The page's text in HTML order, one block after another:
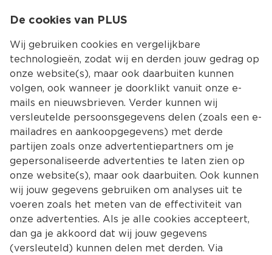
Kies jouw
De cookies van PLUS
Wij gebruiken cookies en vergelijkbare
technologieën, zodat wij en derden jouw gedrag op
onze website(s), maar ook daarbuiten kunnen
volgen, ook wanneer je doorklikt vanuit onze e-
mails en nieuwsbrieven. Verder kunnen wij
versleutelde persoonsgegevens delen (zoals een e-
mailadres en aankoopgegevens) met derde
partijen zoals onze advertentiepartners om je
gepersonaliseerde advertenties te laten zien op
onze website(s), maar ook daarbuiten. Ook kunnen
wij jouw gegevens gebruiken om analyses uit te
voeren zoals het meten van de effectiviteit van
onze advertenties. Als je alle cookies accepteert,
dan ga je akkoord dat wij jouw gegevens
(versleuteld) kunnen delen met derden. Via